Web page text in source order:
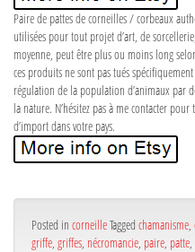
Paire de pattes de corneilles / corbeaux
utilisées pour tout projet d’art, de
moyenne, peut être plus ou moins long
ces produits ne sont pas tués
régulation de la population d’animaux par
la nature. N’hésitez pas à me contacter
d’import dans votre pays.
Posted in corneilleTagged chamanisme
griffe griffes nécromancie paire patte